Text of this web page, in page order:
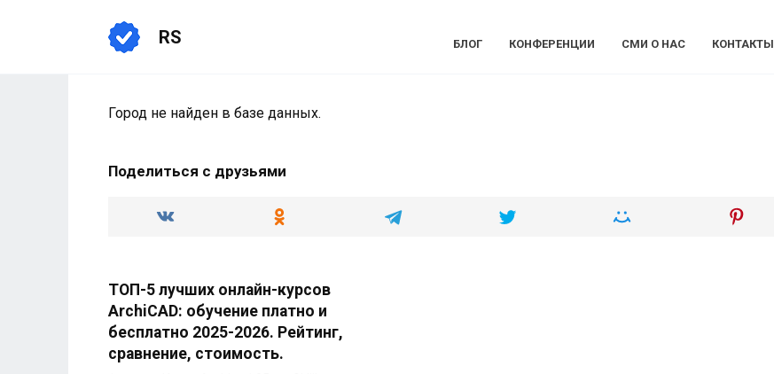
RS БЛОГ КОНФЕРЕНЦИИ СМИ О НАС КОНТАКТЫ
Город не найден в базе данных.
Поделиться с друзьями
ТОП-5 лучших онлайн-курсов
ArchiCAD: обучение платно и
бесплатно 2025-2026. Рейтинг,
сравнение, стоимость.